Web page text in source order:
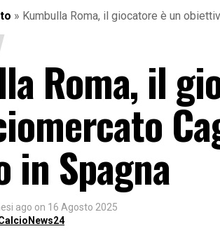
» Kumbulla Roma, il giocatore è un
Roma, il
in Spagna
ago on 16 Agosto 2025